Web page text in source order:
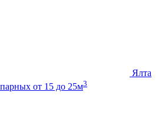
Ялта
от 15 до 25м3